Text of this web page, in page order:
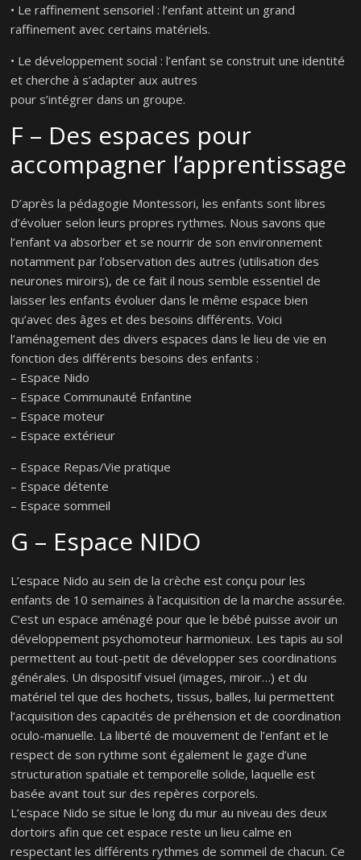
• Le raffinement sensoriel : l’enfant atteint un grand
raffinement avec certains matériels.
• Le développement social : l’enfant se construit une identité
et cherche à s’adapter aux autres
pour s’intégrer dans un groupe.
F – Des espaces pour
accompagner l’apprentissage
D’après la pédagogie Montessori, les enfants sont libres
d’évoluer selon leurs propres rythmes. Nous savons que
l’enfant va absorber et se nourrir de son environnement
notamment par l’observation des autres (utilisation des
neurones miroirs), de ce fait il nous semble essentiel de
laisser les enfants évoluer dans le même espace bien
qu’avec des âges et des besoins différents. Voici
l’aménagement des divers espaces dans le lieu de vie en
fonction des différents besoins des enfants :
– Espace Nido
– Espace Communauté Enfantine
– Espace moteur
– Espace extérieur
– Espace Repas/Vie pratique
– Espace détente
– Espace sommeil
G – Espace NIDO
L’espace Nido au sein de la crèche est conçu pour les
enfants de 10 semaines à l’acquisition de la marche assurée.
C’est un espace aménagé pour que le bébé puisse avoir un
développement psychomoteur harmonieux. Les tapis au sol
permettent au tout-petit de développer ses coordinations
générales. Un dispositif visuel (images, miroir…) et du
matériel tel que des hochets, tissus, balles, lui permettent
l’acquisition des capacités de préhension et de coordination
oculo-manuelle. La liberté de mouvement de l’enfant et le
respect de son rythme sont également le gage d’une
structuration spatiale et temporelle solide, laquelle est
basée avant tout sur des repères corporels.
L’espace Nido se situe le long du mur au niveau des deux
dortoirs afin que cet espace reste un lieu calme en
respectant les différents rythmes de sommeil de chacun. Ce